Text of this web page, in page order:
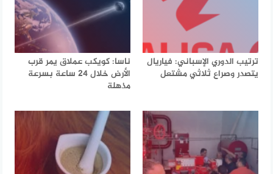
ترتيب الدوري الإسباني: فياريال
يتصدر وصراع ثلاثي مشتعل
ناسا: كويكب عملاق يمر قرب
الأرض خلال 24 ساعة بسرعة
مذهلة